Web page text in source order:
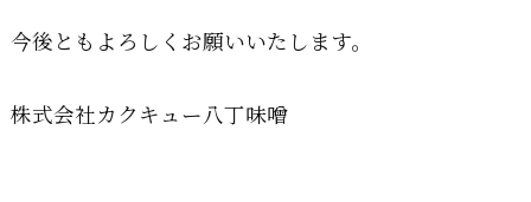
今後ともよろしくお願いいたします。
株式会社カクキュー八丁味噌